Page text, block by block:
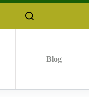
Blog